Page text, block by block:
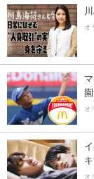
オ
園
オ
オ